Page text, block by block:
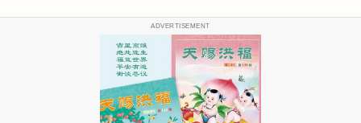
ADVERTISEMENT